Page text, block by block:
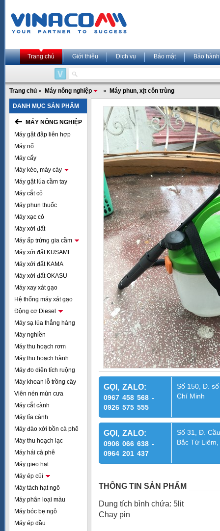
Trang chủ Giới thiệu Dịch vụ Bảo mật Bảo hành
Trang chủ » Máy nông nghiệp » Máy phun, xịt côn trùng
DANH MỤC SẢN PHẨM
MÁY NÔNG NGHIỆP
Máy gặt đập liên hợp
Máy nổ
Máy cấy
Máy kéo, máy cày
Máy gặt lúa cầm tay
Máy cắt cỏ
Máy phun thuốc
Máy xạc cỏ
Máy xới đất
Máy ấp trứng gia cầm
Máy xới đất KUSAMI
Máy xới đất KAMA
Máy xới đất OKASU
Máy xay xát gạo
Hệ thống máy xát gạo
Động cơ Diesel
Máy sạ lúa thẳng hàng
Máy nghiền
Máy thu hoạch rơm
Máy thu hoạch hành
Máy đo diện tích ruộng
Máy khoan lỗ trồng cây
Viên nén mùn cưa
Máy cắt cành
Máy tỉa cành
Máy đào xới bồn cà phê
Máy thu hoạch lạc
Máy hái cà phê
Máy gieo hạt
Máy ép củi
Máy tách hạt ngô
Máy phân loại màu
Máy bóc bẹ ngô
Máy ép dầu
GỌI, ZALO:
0967 458 568 -
0926 575 555
Số 150, Đ.
Chí Minh
GỌI, ZALO:
0906 066 638 -
0964 201 437
Số 31, Đ.
Bắc Từ
THÔNG TIN SẢN PHẨM
Dung tích bình chứa: 5lit
Chạy pin